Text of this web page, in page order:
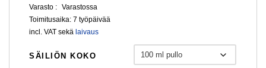
Varasto :
Varastossa
Toimitusaika:7 työpäivää
incl. VAT sekä laivaus
SÄILIÖN KOKO